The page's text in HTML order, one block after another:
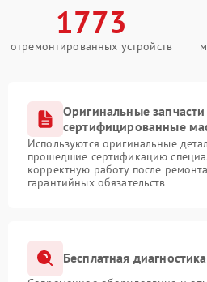
1773
отремонтированных устройств
Оригинальные
сертифицированные
Используются оригинальные
прошедшие сертификацию
корректную работу после
гарантийных обязательств
Бесплатная